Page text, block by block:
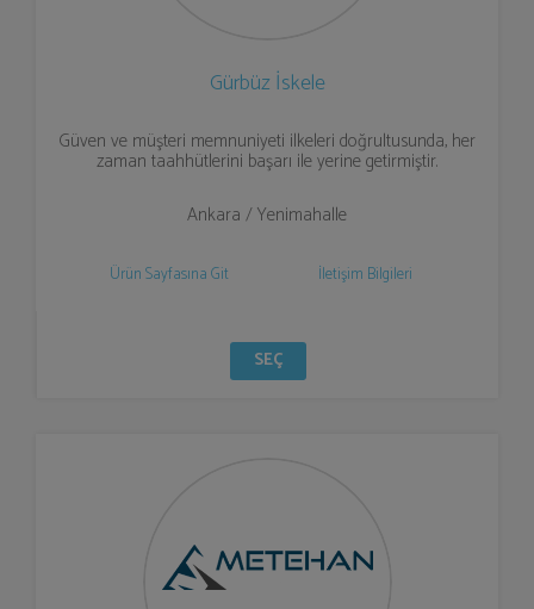
Gürbüz İskele
Güven ve müşteri memnuniyeti ilkeleri doğrultusunda, her
zaman taahhütlerini başarı ile yerine getirmiştir.
Ankara / Yenimahalle
Ürün Sayfasına Git İletişim Bilgileri
SEÇ